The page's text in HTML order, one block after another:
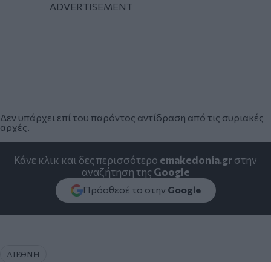
Δεν υπάρχει επί του παρόντος αντίδραση από τις συριακές
αρχές.
Κάνε κλικ και δες περισσότερο emakedonia.grστην
αναζήτηση της Google
Πρόσθεσέ το στην Google
ΔΙΕΘΝΗ